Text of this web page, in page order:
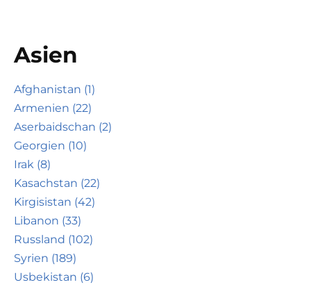
Asien
Afghanistan (1)
Armenien (22)
Aserbaidschan (2)
Georgien (10)
Irak (8)
Kasachstan (22)
Kirgisistan (42)
Libanon (33)
Russland (102)
Syrien (189)
Usbekistan (6)